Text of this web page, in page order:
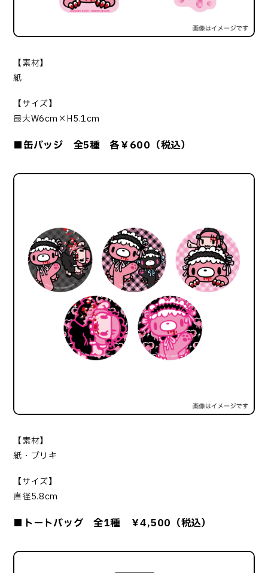
【素材】
紙
【サイズ】
最大W6cm×H5.1cm
■缶バッジ 全5種 各￥600（税込）
【素材】
紙・ブリキ
【サイズ】
直径5.8cm
■トートバッグ 全1種 ￥4,500（税込）